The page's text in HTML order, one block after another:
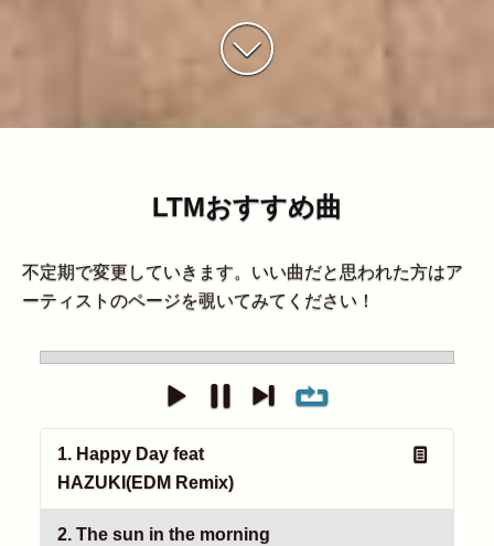
LTMおすすめ曲
不定期で変更していきます。いい曲だと思われた方はア
ーティストのページを覗いてみてください！
1. Happy Day feat
HAZUKI(EDM Remix)
2. The sun in the morning